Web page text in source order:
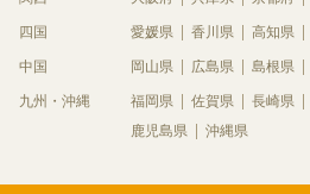
四国 愛媛県 香川県 高知県
中国 岡山県 広島県 島根県
九州・沖縄 福岡県 佐賀県 長崎県
鹿児島県
沖縄県